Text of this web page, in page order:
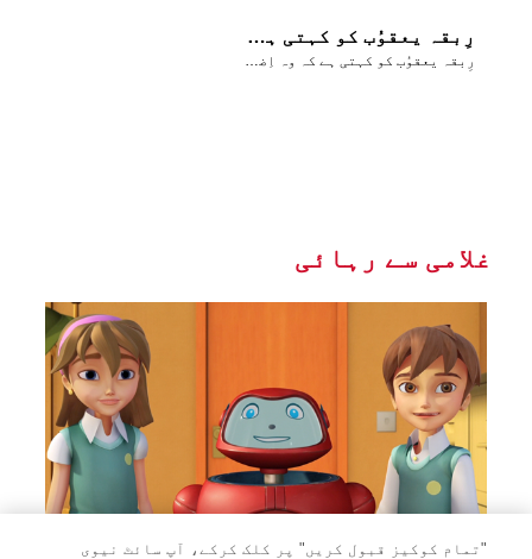
رِبقہ یعقوُب کو کہتی ہے کہ وہ اِضحاق سے عیسؤ کی بَرکات چوری کر لے
غلامی سے رہائی
"تمام کوکیز قبول کریں" پر کلک کرکے، آپ سائٹ نیوی